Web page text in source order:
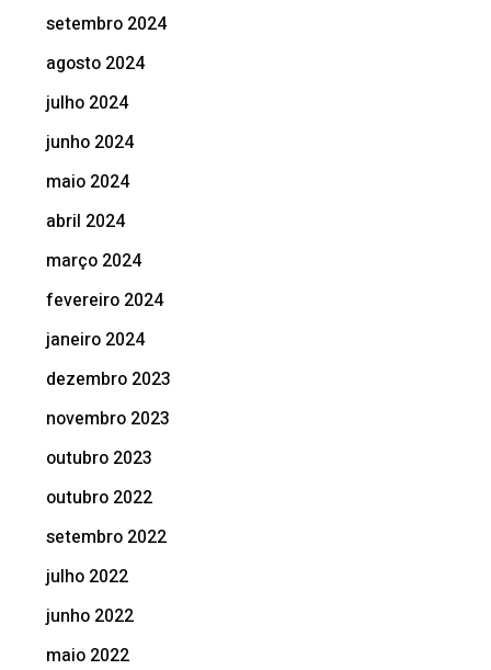
setembro 2024
agosto 2024
julho 2024
junho 2024
maio 2024
abril 2024
março 2024
fevereiro 2024
janeiro 2024
dezembro 2023
novembro 2023
outubro 2023
outubro 2022
setembro 2022
julho 2022
junho 2022
maio 2022